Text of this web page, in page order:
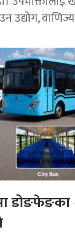
उद्योग,